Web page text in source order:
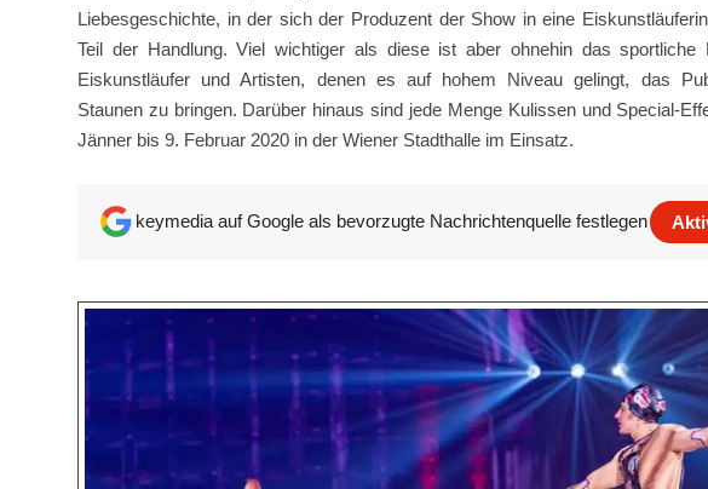
Liebesgeschichte, in der sich der Produzent der Show in eine
Teil der Handlung. Viel wichtiger als diese ist aber ohnehin das sportliche
Eiskunstläufer und Artisten, denen es auf hohem Niveau gelingt, das
Staunen zu bringen. Darüber hinaus sind jede Menge Kulissen und Special-
Jänner bis 9. Februar 2020 in der Wiener Stadthalle im Einsatz.
keymedia auf Google als bevorzugte Nachrichtenquelle festlegen